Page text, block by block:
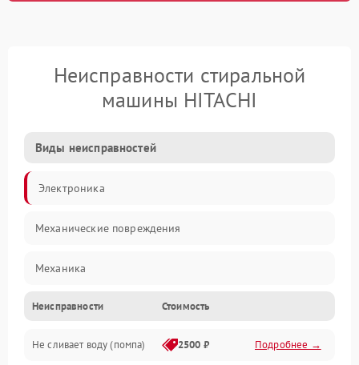
Неисправности стиральной
машины HITACHI
Виды неисправностей
Электроника
Механические повреждения
Механика
Электропитание
Водоснабжение
Неисправности Стоимость
Не сливает воду (помпа) 2500 ₽ Подробнее →